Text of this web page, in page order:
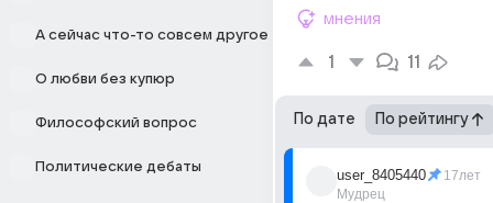
А сейчас что-то совсем другое
О любви без купюр
Философский вопрос
Политические дебаты
мнения
1 11
По дате По рейтингу
user_8405440
Мудрец
17лет